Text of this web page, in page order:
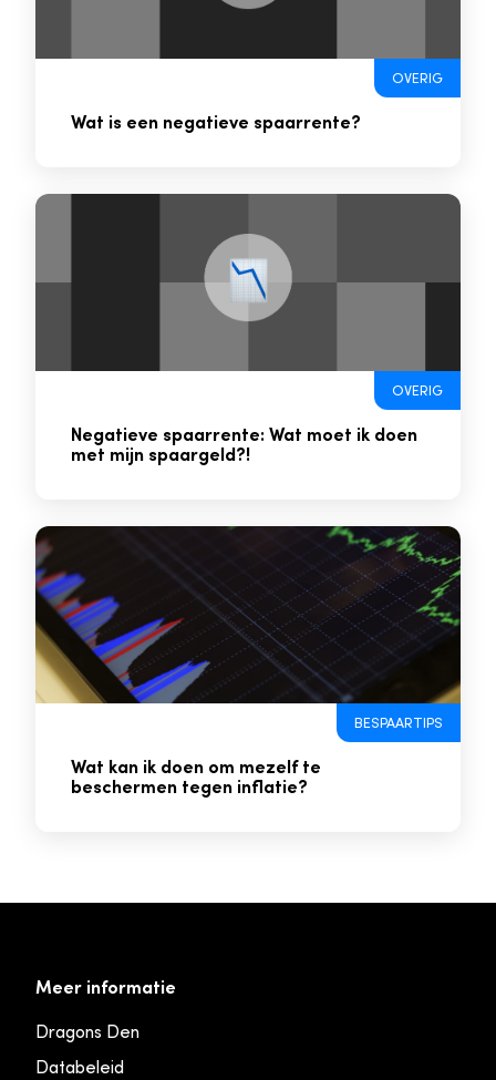
OVERIG
Wat is een negatieve spaarrente?
OVERIG
Negatieve spaarrente: Wat moet ik doen
met mijn spaargeld?!
BESPAARTIPS
Wat kan ik doen om mezelf te
beschermen tegen inflatie?
Meer informatie
Dragons Den
Databeleid